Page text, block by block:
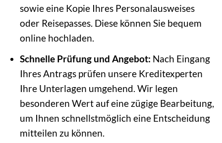
sowie eine Kopie Ihres Personalausweises
oder Reisepasses. Diese können Sie bequem
online hochladen.
Schnelle Prüfung und Angebot: Nach Eingang
Ihres Antrags prüfen unsere Kreditexperten
Ihre Unterlagen umgehend. Wir legen
besonderen Wert auf eine zügige Bearbeitung,
um Ihnen schnellstmöglich eine Entscheidung
mitteilen zu können.